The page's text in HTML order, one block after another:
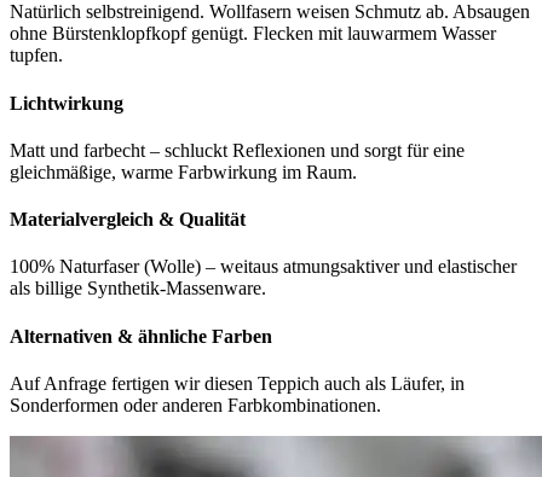
Natürlich selbstreinigend. Wollfasern weisen Schmutz ab. Absaugen
ohne Bürstenklopfkopf genügt. Flecken mit lauwarmem Wasser
tupfen.
Lichtwirkung
Matt und farbecht – schluckt Reflexionen und sorgt für eine
gleichmäßige, warme Farbwirkung im Raum.
Materialvergleich & Qualität
100% Naturfaser (Wolle) – weitaus atmungsaktiver und elastischer
als billige Synthetik-Massenware.
Alternativen & ähnliche Farben
Auf Anfrage fertigen wir diesen Teppich auch als Läufer, in
Sonderformen oder anderen Farbkombinationen.